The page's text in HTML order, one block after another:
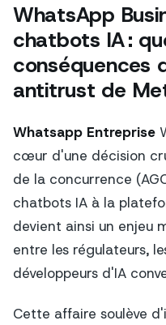
WhatsApp
chatbots IA :
conséquences
antitrust de
Whatsapp Entreprise
cœur d'une décision
de la concurrence
chatbots IA à la
devient ainsi un enjeu
entre les régulateurs,
développeurs d'IA
Cette affaire soulève